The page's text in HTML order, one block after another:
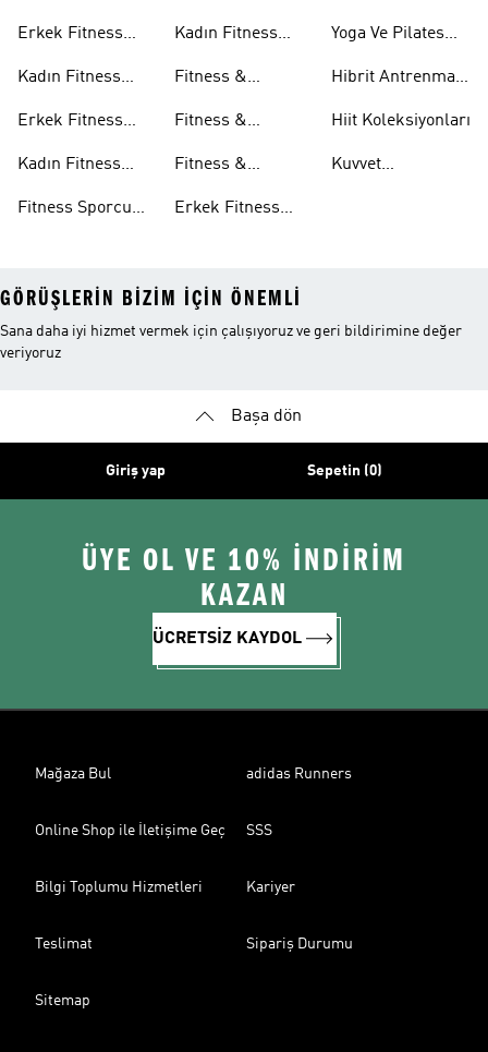
Ayakkabıları
Erkek Fitness
Kadın Fitness
Erkek Fitness
Kadın Fitness
Fitness Sporcu
Kadın Fitness
Fitness &
Şortları
Fitness &
Eşofman Altları
Fitness &
Aksesuarları
Erkek Fitness
Yoga Ve Pilates
Hibrit Antrenman
Hiit Koleksiyonları
Kuvvet
GÖRÜŞLERIN BIZIM IÇIN ÖNEMLI
Sana daha iyi hizmet vermek için çalışıyoruz ve geri bildirimine değer
veriyoruz
Başa dön
Giriş yap Sepetin (0)
ÜYE OL VE 10% İNDİRİM
KAZAN
ÜCRETSİZ KAYDOL
Mağaza Bul adidas Runners
Online Shop ile İletişime Geç SSS
Bilgi Toplumu Hizmetleri Kariyer
Teslimat Sipariş Durumu
Sitemap